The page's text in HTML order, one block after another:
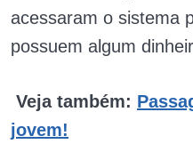
acessaram o sistema
possuem algum
Veja também:
jovem!